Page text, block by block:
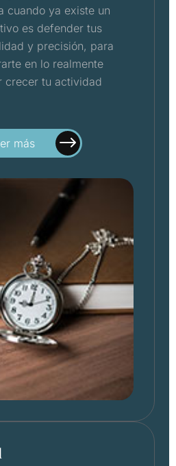
cuando ya existe un
es defender tus
y precisión, para
en lo realmente
crecer tu actividad
más